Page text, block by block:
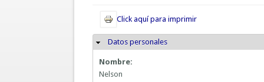
Click aquí para imprimir
Ocultar
Datos personales
Nombre:
Nelson